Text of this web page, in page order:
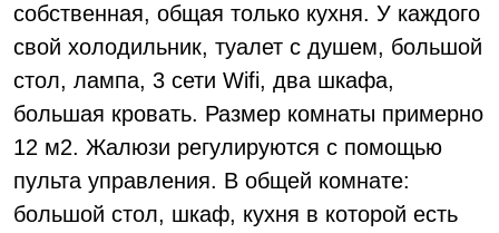
собственная, общая только кухня. У каждого
свой холодильник, туалет с душем, большой
стол, лампа, 3 сети Wifi, два шкафа,
большая кровать. Размер комнаты примерно
12 м2. Жалюзи регулируются с помощью
пульта управления. В общей комнате:
большой стол, шкаф, кухня в которой есть